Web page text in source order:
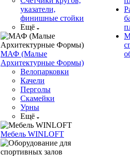
указатели,
финишные стойки
Ещё
МАФ (Малые
Архитектурные Формы)
Велопарковки
Качели
Перголы
Скамейки
Урны
Ещё
Мебель WINLOFT